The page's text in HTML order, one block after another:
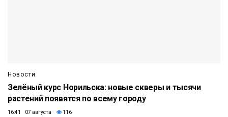
Новости
Зелёный курс Норильска: новые скверы и тысячи
растений появятся по всему городу
16:41 07 августа 116